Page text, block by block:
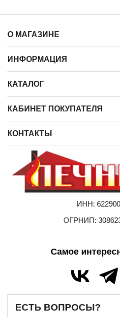
О МАГАЗИНЕ
ИНФОРМАЦИЯ
КАТАЛОГ
КАБИНЕТ ПОКУПАТЕЛЯ
КОНТАКТЫ
ИНН:
ОГРНИП:
Самое
ЕСТЬ ВОПРОСЫ?